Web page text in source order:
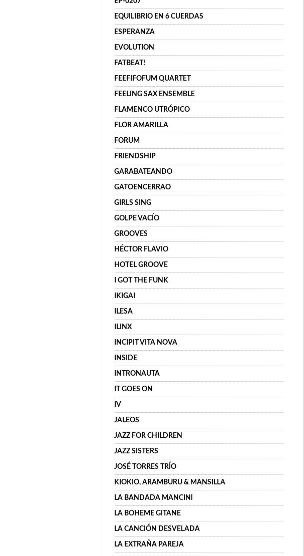
EQUILIBRIO EN 6 CUERDAS
ESPERANZA
EVOLUTION
FATBEAT!
FEEFIFOFUM QUARTET
FEELING SAX ENSEMBLE
FLAMENCO UTRÓPICO
FLOR AMARILLA
FORUM
FRIENDSHIP
GARABATEANDO
GATOENCERRAO
GIRLS SING
GOLPE VACÍO
GROOVES
HÉCTOR FLAVIO
HOTEL GROOVE
I GOT THE FUNK
IKIGAI
ILESA
ILINX
INCIPIT VITA NOVA
INSIDE
INTRONAUTA
IT GOES ON
IV
JALEOS
JAZZ FOR CHILDREN
JAZZ SISTERS
JOSÉ TORRES TRÍO
KIOKIO, ARAMBURU & MANSILLA
LA BANDADA MANCINI
LA BOHEME GITANE
LA CANCIÓN DESVELADA
LA EXTRAÑA PAREJA